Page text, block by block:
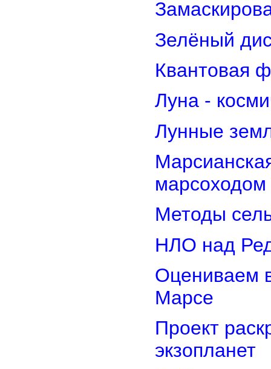
Зелёный
Квантовая
Луна -
Лунные
марсоходом
Методы
НЛО над
Оцениваем
Марсе
Проект
экзопланет